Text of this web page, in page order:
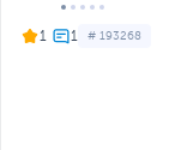
1 # 193268